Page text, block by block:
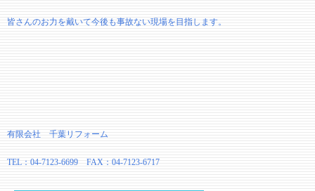
皆さんのお力を戴いて今後も事故ない現場を目指します。
有限会社 千葉リフォーム
TEL：04-7123-6699 FAX：04-7123-6717